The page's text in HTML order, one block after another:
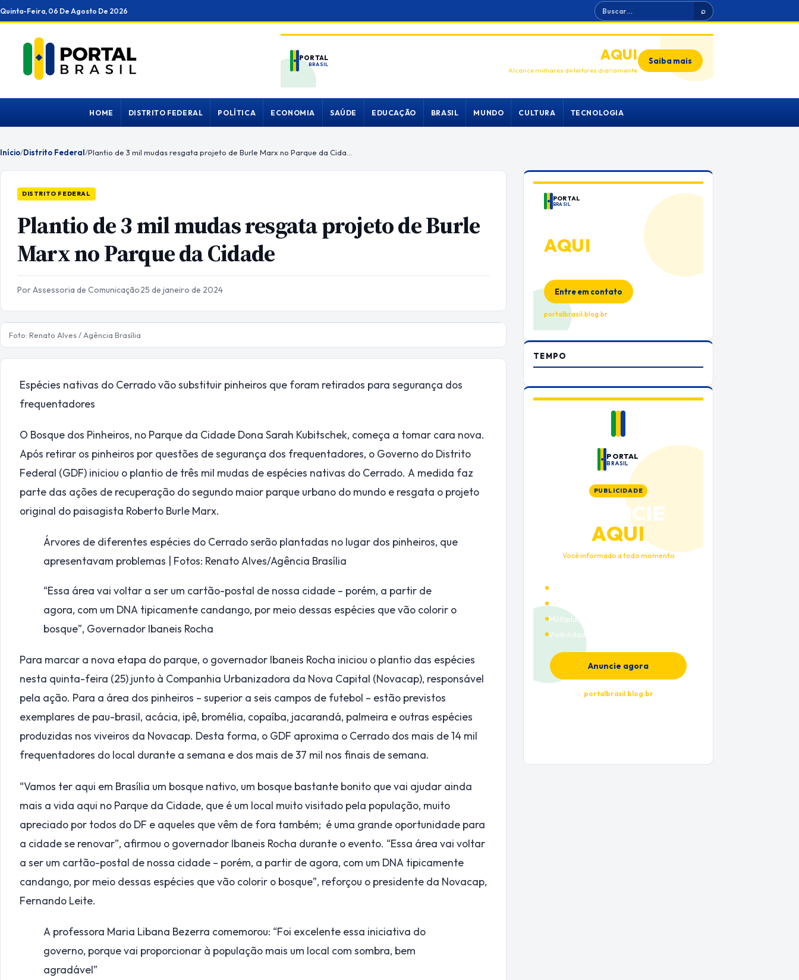
Ir
para
conteúdo
Quinta-Feira, 06 De Agosto De 2026 Buscar ⌕
PORTAL
BRASIL
ANUNCIEAQUI
Alcance milhares de leitores diariamente
Saiba mais
HOME DISTRITO FEDERAL POLÍTICA ECONOMIA SAÚDE EDUCAÇÃO BRASIL MUNDO CULTURA TECNOLOGIA
Início/Distrito Federal/
DISTRITO FEDERAL
Plantio de 3 mil mudas resgata projeto de Burle
Marx no Parque da Cidade
Por Assessoria de Comunicação·25 de janeiro de 2024
Foto: Renato Alves / Agência Brasília
Espécies nativas do Cerrado vão substituir pinheiros que foram retirados para segurança dos
frequentadores
O Bosque dos Pinheiros, no Parque da Cidade Dona Sarah Kubitschek, começa a tomar cara nova.
Após retirar os pinheiros por questões de segurança dos frequentadores, o Governo do Distrito
Federal (GDF) iniciou o plantio de três mil mudas de espécies nativas do Cerrado. A medida faz
parte das ações de recuperação do segundo maior parque urbano do mundo e resgata o projeto
original do paisagista Roberto Burle Marx.
Árvores de diferentes espécies do Cerrado serão plantadas no lugar dos pinheiros, que
apresentavam problemas | Fotos: Renato Alves/Agência Brasília
“Essa área vai voltar a ser um cartão-postal de nossa cidade – porém, a partir de
agora, com um DNA tipicamente candango, por meio dessas espécies que vão colorir o
bosque”, Governador Ibaneis Rocha
Para marcar a nova etapa do parque, o governador Ibaneis Rocha iniciou o plantio das espécies
nesta quinta-feira (25) junto à Companhia Urbanizadora da Nova Capital (Novacap), responsável
pela ação. Para a área dos pinheiros – superior a seis campos de futebol – estão previstos
exemplares de pau-brasil, acácia, ipê, bromélia, copaíba, jacarandá, palmeira e outras espécies
produzidas nos viveiros da Novacap. Desta forma, o GDF aproxima o Cerrado dos mais de 14 mil
frequentadores do local durante a semana e dos mais de 37 mil nos finais de semana.
“Vamos ter aqui em Brasília um bosque nativo, um bosque bastante bonito que vai ajudar ainda
mais a vida aqui no Parque da Cidade, que é um local muito visitado pela população, muito
apreciado por todos do DF e aqueles que vêm de fora também; é uma grande oportunidade para
a cidade se renovar”, afirmou o governador Ibaneis Rocha durante o evento. “Essa área vai voltar
a ser um cartão-postal de nossa cidade – porém, a partir de agora, com um DNA tipicamente
candango, por meio dessas espécies que vão colorir o bosque”, reforçou o presidente da Novacap,
Fernando Leite.
A professora Maria Libana Bezerra comemorou: “Foi excelente essa iniciativa do
governo, porque vai proporcionar à população mais um local com sombra, bem
agradável”
PORTAL
BRASIL
AQUI
Espaço premium para sua marca
Entre em contato
portalbrasil.blog.br
TEMPO
PORTAL
BRASIL
PUBLICIDADE
ANUNCIE
AQUI
Você informado a todo momento
Múltiplas categorias
Visibilidade premium
Anuncie agora
portalbrasil.blog.br